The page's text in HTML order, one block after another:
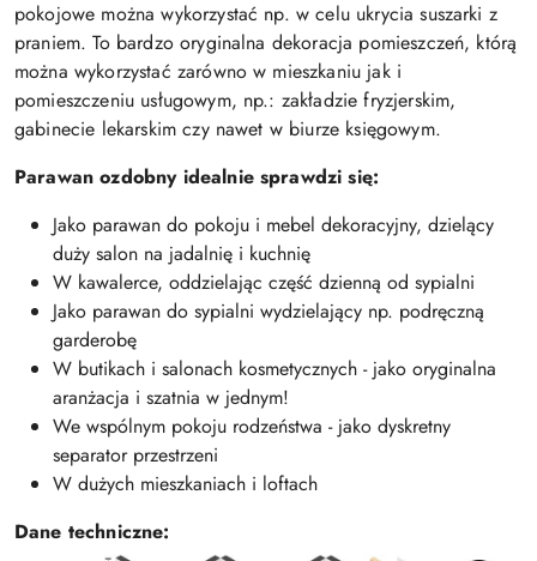
pokojowe można wykorzystać np. w celu ukrycia suszarki z
praniem. To bardzo oryginalna dekoracja pomieszczeń, którą
można wykorzystać zarówno w mieszkaniu jak i
pomieszczeniu usługowym, np.: zakładzie fryzjerskim,
gabinecie lekarskim czy nawet w biurze księgowym.
Parawan ozdobny idealnie sprawdzi się:
Jako parawan do pokoju i mebel dekoracyjny, dzielący
duży salon na jadalnię i kuchnię
W kawalerce, oddzielając część dzienną od sypialni
Jako parawan do sypialni wydzielający np. podręczną
garderobę
W butikach i salonach kosmetycznych - jako oryginalna
aranżacja i szatnia w jednym!
We wspólnym pokoju rodzeństwa - jako dyskretny
separator przestrzeni
W dużych mieszkaniach i loftach
Dane techniczne: